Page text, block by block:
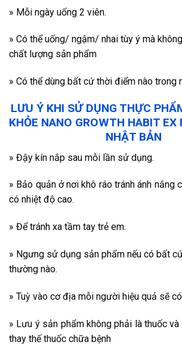
» Mỗi ngày uống 2 viên.
» Có thể uống/ ngậm/ nhai tùy ý mà
chất lượng sản phẩm
» Có thể dùng bất cứ thời điểm nào trong
LƯU Ý KHI SỬ DỤNG THỰC
KHỎE NANO GROWTH HABIT EX
NHẬT BẢN
» Đậy kín nắp sau mỗi lần sử dụng.
» Bảo quản ở nơi khô ráo tránh ánh nắng
có nhiệt độ cao.
» Để tránh xa tầm tay trẻ em.
» Ngưng sử dụng sản phẩm nếu có bất
thường nào.
» Tuỳ vào cơ địa mỗi người hiệu quả sẽ
» Lưu ý sản phẩm không phải là thuốc
thay thế thuốc chữa bệnh